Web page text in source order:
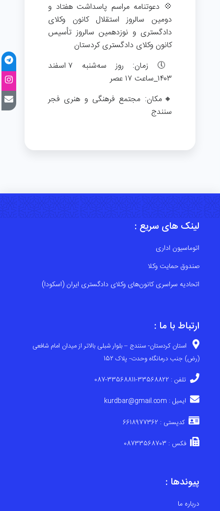
💠 دعوتنامه مراسم پاسداشت هفتاد و
دومین سالروز استقلال کانون وکلای
دادگستری و نوزدهمین سالروز تأسیس
کانون وکلای دادگستری کردستان
🕔 زمان: روز سه‌شنبه ۷ اسفند
۱۴۰۳_ساعت ۱۷ عصر
🔸مکان: مجتمع فرهنگی و هنری فجر
سنندج
لینک های سریع :
اتوماسیون اداری
صندوق حمایت وکلا
اتحادیه سراسری کانون‌های وکلای دادگستری ایران (اسکودا)
پیوندها :
درباره ما
ارتباط با ما :
استان کردستان- سنندج – بلوار شبلی بالاتر از میدان امام شافعی
(رض) جنب درمانگاه وحدت- پلاک 152
تلفن : 33568822-33568811-087
ایمیل : kurdbar@gmail.com
کدپستی : 6618977362
فکس : 08733568703